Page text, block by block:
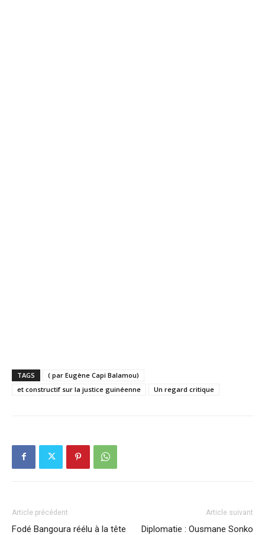
TAGS
( par Eugène Capi Balamou)
et constructif sur la justice guinéenne
Un regard critique
Article précédent
Fodé Bangoura réélu à la tête
Article suivant
Diplomatie : Ousmane Sonko